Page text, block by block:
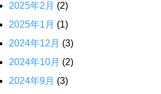
2025年2月 (2)
2025年1月 (1)
2024年12月 (3)
2024年10月 (2)
2024年9月 (3)